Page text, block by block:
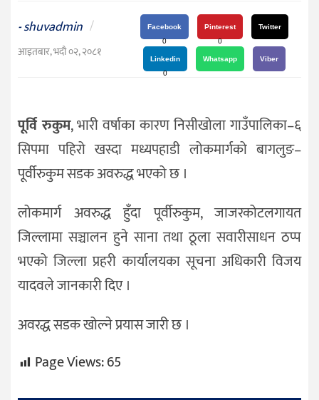
दर्शन
/
संस्कृति
राजनीति
-shuvadmin /
आइतबार, भदौ ०२, २०८१
Facebook
0
Pinterest
0
Twitter
Linkedin
0
Whatsapp Viber
पूर्वि रुकुम, भारी वर्षाका कारण निसीखोला गाउँपालिका–६
सिपमा पहिरो खस्दा मध्यपहाडी लोकमार्गको बागलुङ–
पूर्वीरुकुम सडक अवरुद्ध भएको छ ।
लोकमार्ग अवरुद्ध हुँदा पूर्वीरुकुम, जाजरकोटलगायत
जिल्लामा सञ्चालन हुने साना तथा ठूला सवारीसाधन ठप्प
भएको जिल्ला प्रहरी कार्यालयका सूचना अधिकारी विजय
यादवले जानकारी दिए ।
अवरद्ध सडक खोल्ने प्रयास जारी छ ।
Page Views:65